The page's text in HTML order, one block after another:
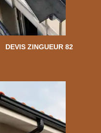
DEVIS ZINGUEUR 82